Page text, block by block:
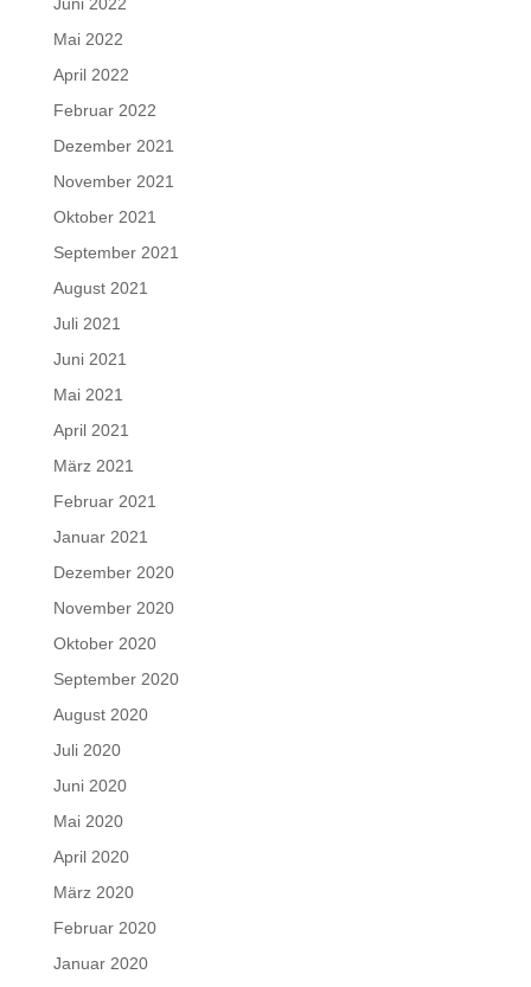
Mai 2022
April 2022
Februar 2022
Dezember 2021
November 2021
Oktober 2021
September 2021
August 2021
Juli 2021
Juni 2021
Mai 2021
April 2021
März 2021
Februar 2021
Januar 2021
Dezember 2020
November 2020
Oktober 2020
September 2020
August 2020
Juli 2020
Juni 2020
Mai 2020
April 2020
März 2020
Februar 2020
Januar 2020